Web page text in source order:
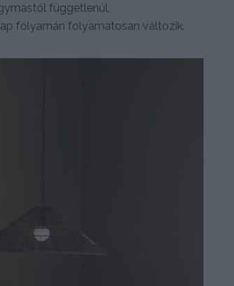
függetlenül,
folyamán folyamatosan változik.